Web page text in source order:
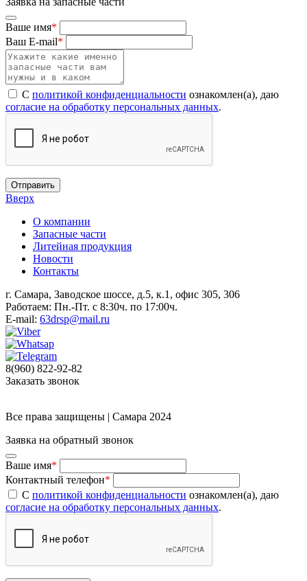
Ваше имя*
Ваш E-mail*
С политикой конфиденциальности ознакомлен(а), даю
согласие на обработку персональных данных.
Отправить
Вверх
О компании
Запасные части
Литейная продукция
Новости
Контакты
г. Самара, Заводское шоссе, д.5, к.1, офис 305, 306
Работаем: Пн.-Пт. с 8:30ч. по 17:00ч.
E-mail: 63drsp@mail.ru
8(960) 822-92-82
Заказать звонок
Все права защищены | Самара 2024
Заявка на обратный звонок
Ваше имя*
Контактный телефон*
С политикой конфиденциальности ознакомлен(а), даю
согласие на обработку персональных данных.